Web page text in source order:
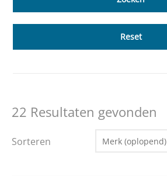
Reset
22 Resultaten gevonden
Sorteren Merk (oplopend)